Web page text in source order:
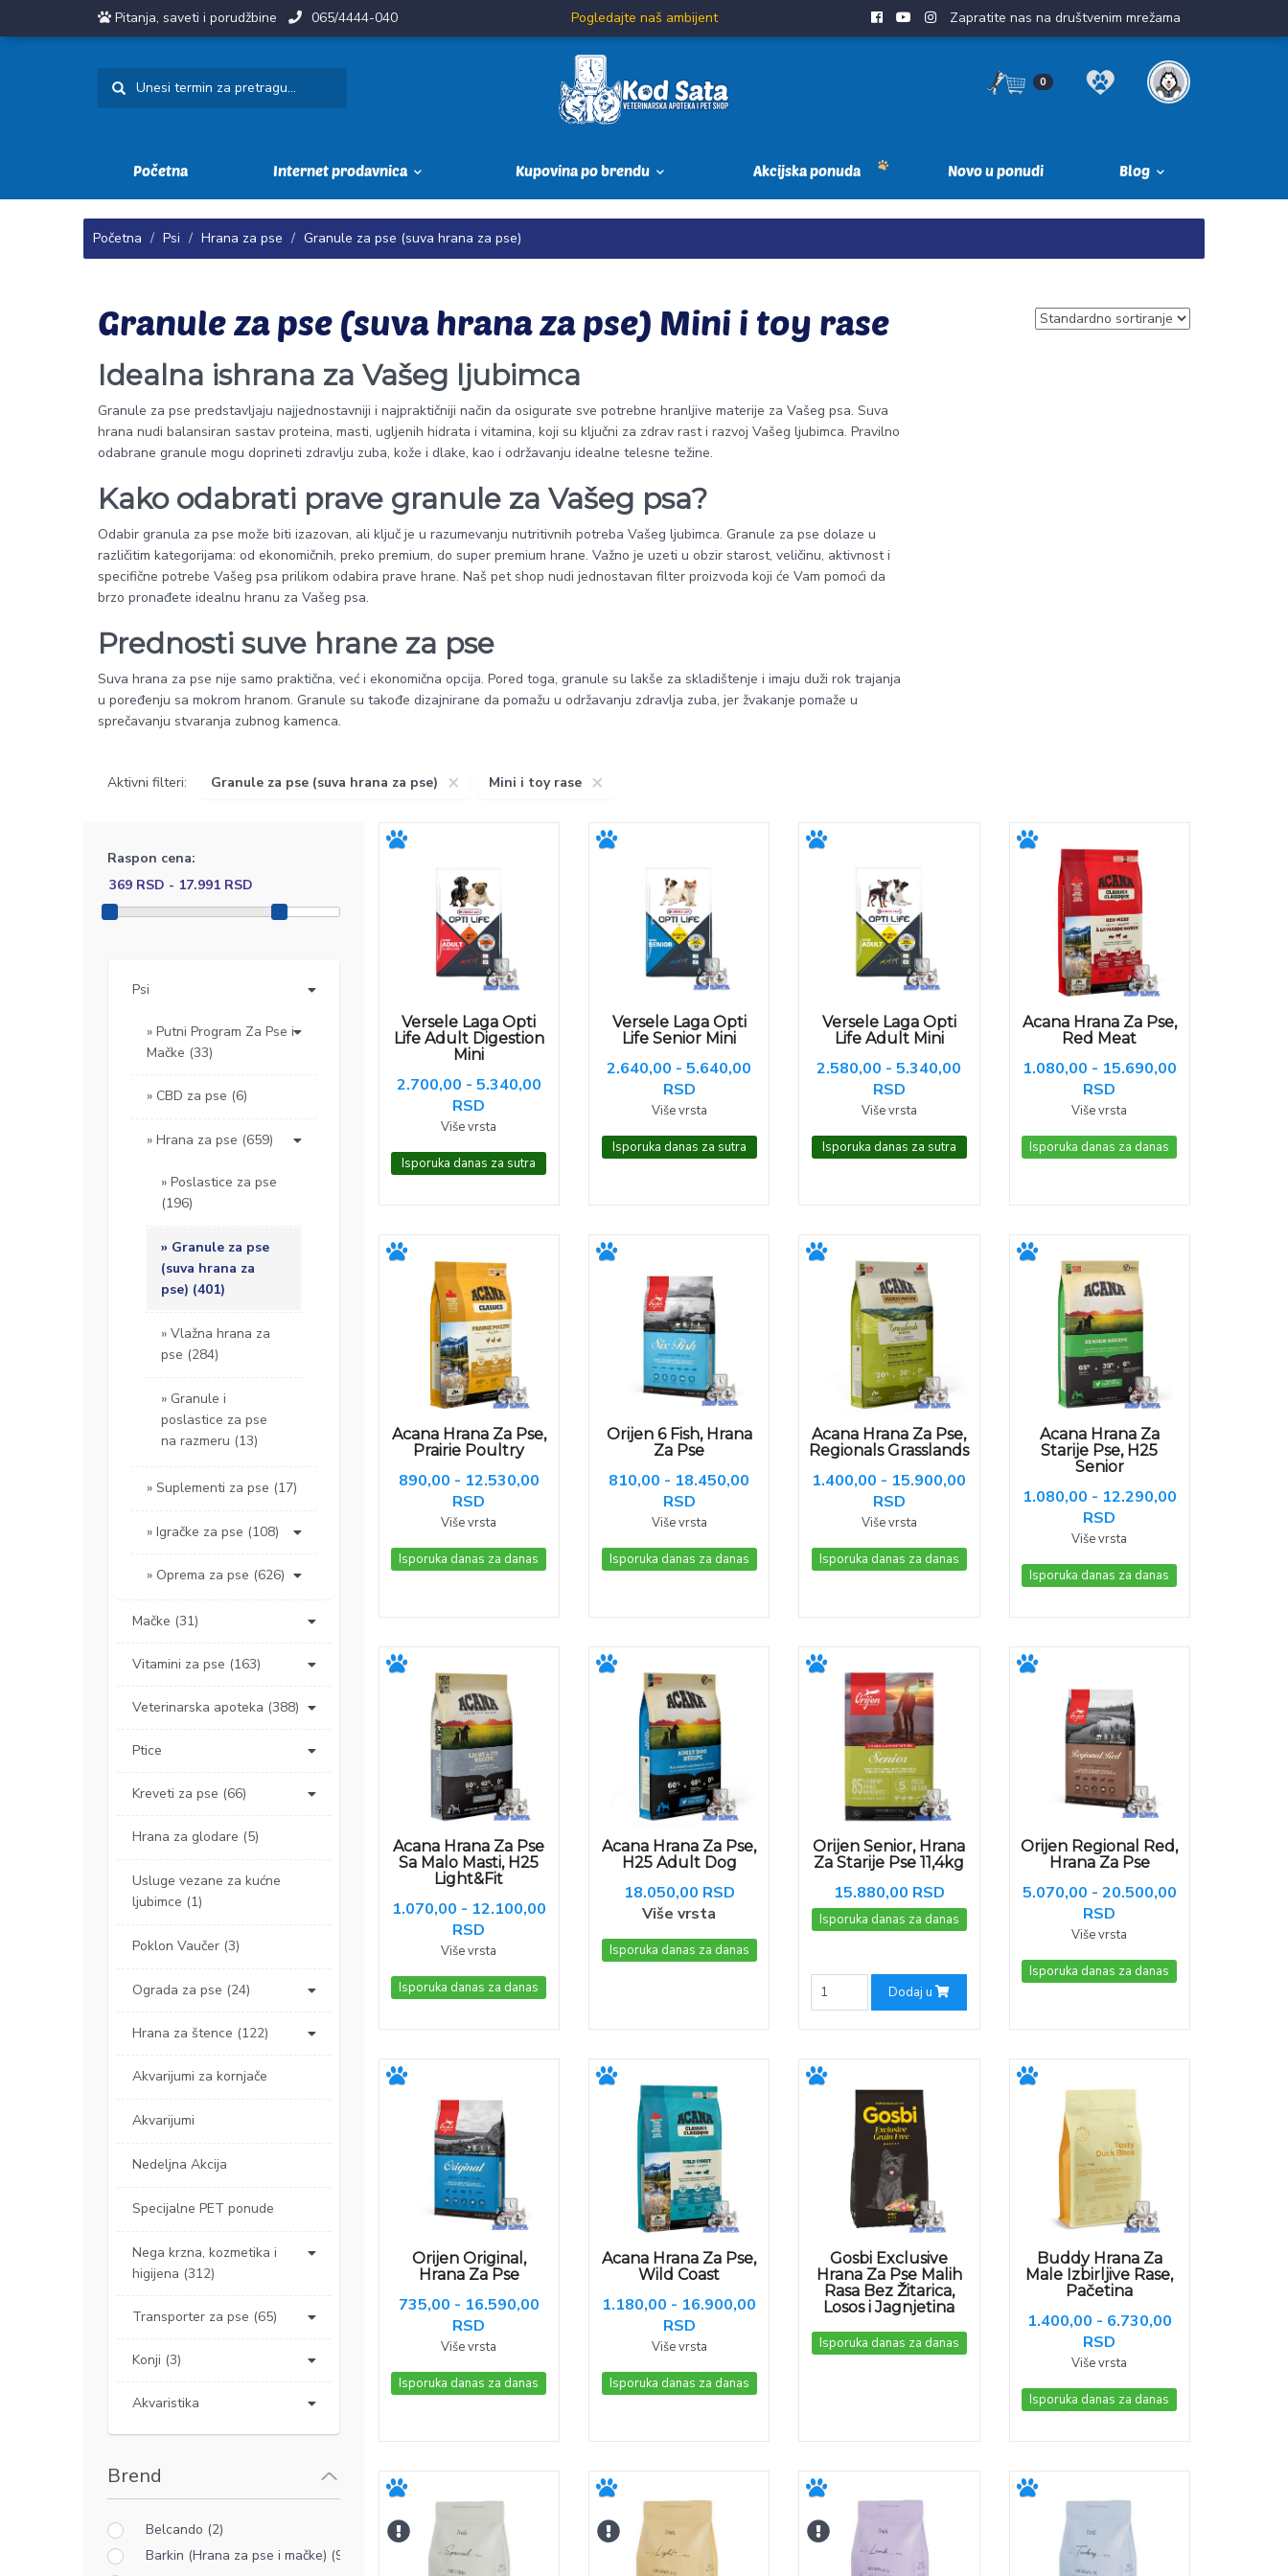
Pitanja, saveti i porudžbine 065/4444-040 Pogledajte naš ambijent Zapratite nas na društvenim mrežama
0
Početna Internet prodavnica Kupovina po brendu Akcijska ponuda Novo u ponudi Blog
Početna Psi Hrana za pse Granule za pse (suva hrana za pse)
Granule za pse (suva hrana za pse) Mini i toy rase
Idealna ishrana za Vašeg ljubimca
Granule za pse predstavljaju najjednostavniji i najpraktičniji način da osigurate sve potrebne hranljive materije za Vašeg psa. Suva
hrana nudi balansiran sastav proteina, masti, ugljenih hidrata i vitamina, koji su ključni za zdrav rast i razvoj Vašeg ljubimca. Pravilno
odabrane granule mogu doprineti zdravlju zuba, kože i dlake, kao i održavanju idealne telesne težine.
Kako odabrati prave granule za Vašeg psa?
Odabir granula za pse može biti izazovan, ali ključ je u razumevanju nutritivnih potreba Vašeg ljubimca. Granule za pse dolaze u
različitim kategorijama: od ekonomičnih, preko premium, do super premium hrane. Važno je uzeti u obzir starost, veličinu, aktivnost i
specifične potrebe Vašeg psa prilikom odabira prave hrane. Naš pet shop nudi jednostavan filter proizvoda koji će Vam pomoći da
brzo pronađete idealnu hranu za Vašeg psa.
Prednosti suve hrane za pse
Suva hrana za pse nije samo praktična, već i ekonomična opcija. Pored toga, granule su lakše za skladištenje i imaju duži rok trajanja
u poređenju sa mokrom hranom. Granule su takođe dizajnirane da pomažu u održavanju zdravlja zuba, jer žvakanje pomaže u
sprečavanju stvaranja zubnog kamenca.
Aktivni filteri: ×
Granule za pse (suva hrana za pse) ×
Mini i toy rase
Raspon cena:
Psi
Putni Program Za Pse i
Mačke (33)
CBD za pse (6)
Hrana za pse (659)
Poslastice za pse
(196)
Granule za pse
(suva hrana za
pse) (401)
Vlažna hrana za
pse (284)
Granule i
poslastice za pse
na razmeru (13)
Suplementi za pse (17)
Igračke za pse (108)
Oprema za pse (626)
Mačke (31)
Vitamini za pse (163)
Veterinarska apoteka (388)
Ptice
Kreveti za pse (66)
Hrana za glodare (5)
Usluge vezane za kućne
ljubimce (1)
Poklon Vaučer (3)
Ograda za pse (24)
Hrana za štence (122)
Akvarijumi za kornjače
Akvarijumi
Nedeljna Akcija
Specijalne PET ponude
Nega krzna, kozmetika i
higijena (312)
Transporter za pse (65)
Konji (3)
Akvaristika
Brend
Belcando (2)
Barkin (Hrana za pse i mačke) (9)
Versele Laga Opti
Life Adult Digestion
Mini
2.700,00 - 5.340,00
RSD
Više vrsta
Isporuka danas za sutra
Versele Laga Opti
Life Senior Mini
2.640,00 - 5.640,00
RSD
Više vrsta
Isporuka danas za sutra
Versele Laga Opti
Life Adult Mini
2.580,00 - 5.340,00
RSD
Više vrsta
Isporuka danas za sutra
Acana Hrana Za Pse,
Red Meat
1.080,00 - 15.690,00
RSD
Više vrsta
Isporuka danas za danas
Acana Hrana Za Pse,
Prairie Poultry
890,00 - 12.530,00
RSD
Više vrsta
Isporuka danas za danas
Orijen 6 Fish, Hrana
Za Pse
810,00 - 18.450,00
RSD
Više vrsta
Isporuka danas za danas
Acana Hrana Za Pse,
Regionals Grasslands
1.400,00 - 15.900,00
RSD
Više vrsta
Isporuka danas za danas
Acana Hrana Za
Starije Pse, H25
Senior
1.080,00 - 12.290,00
RSD
Više vrsta
Isporuka danas za danas
Acana Hrana Za Pse
Sa Malo Masti, H25
Light&Fit
1.070,00 - 12.100,00
RSD
Više vrsta
Isporuka danas za danas
Acana Hrana Za Pse,
H25 Adult Dog
18.050,00 RSD
Više vrsta
Isporuka danas za danas
Orijen Senior, Hrana
Za Starije Pse 11,4kg
15.880,00 RSD
Isporuka danas za danas
Dodaj u
Orijen Regional Red,
Hrana Za Pse
5.070,00 - 20.500,00
RSD
Više vrsta
Isporuka danas za danas
Orijen Original,
Hrana Za Pse
735,00 - 16.590,00
RSD
Više vrsta
Isporuka danas za danas
Acana Hrana Za Pse,
Wild Coast
1.180,00 - 16.900,00
RSD
Više vrsta
Isporuka danas za danas
Gosbi Exclusive
Hrana Za Pse Malih
Rasa Bez Žitarica,
Losos i Jagnjetina
Isporuka danas za danas
Buddy Hrana Za
Male Izbirljive Rase,
Pačetina
1.400,00 - 6.730,00
RSD
Više vrsta
Isporuka danas za danas